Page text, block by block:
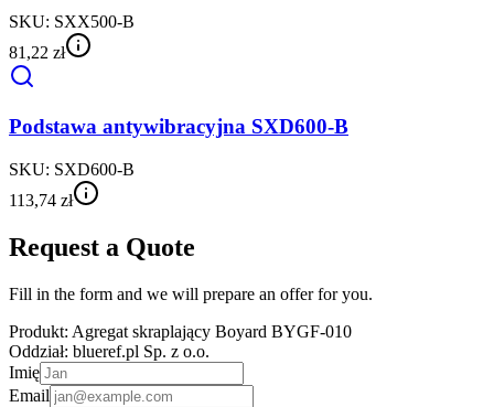
SKU: SXX500-B
81,22 zł
Podstawa antywibracyjna SXD600-B
SKU: SXD600-B
113,74 zł
Request a Quote
Fill in the form and we will prepare an offer for you.
Produkt: Agregat skraplający Boyard BYGF-010
Oddział: blueref.pl Sp. z o.o.
Imię
Email